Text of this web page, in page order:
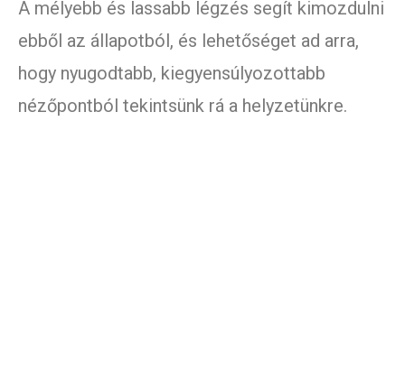
A mélyebb és lassabb légzés segít kimozdulni
ebből az állapotból, és lehetőséget ad arra,
hogy nyugodtabb, kiegyensúlyozottabb
nézőpontból tekintsünk rá a helyzetünkre.